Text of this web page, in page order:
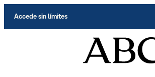
Accede sin límites